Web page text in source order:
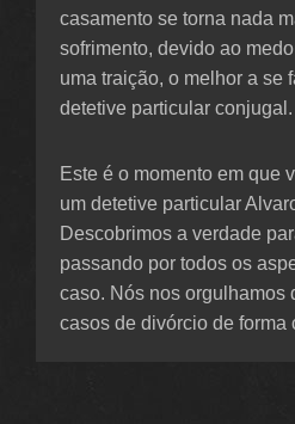
casamento se torna nada
sofrimento, devido ao
uma traição, o melhor a se
detetive particular conjugal.
Este é o momento em que
um detetive particular
Descobrimos a verdade
passando por todos os
caso. Nós nos orgulhamos
casos de divórcio de forma